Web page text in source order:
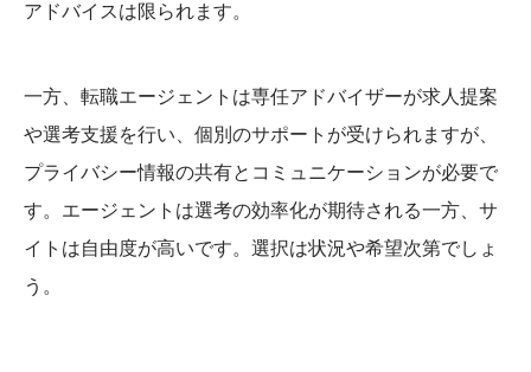
アドバイスは限られます。
一方、転職エージェントは専任アドバイザーが求人提案
や選考支援を行い、個別のサポートが受けられますが、
プライバシー情報の共有とコミュニケーションが必要で
す。エージェントは選考の効率化が期待される一方、サ
イトは自由度が高いです。選択は状況や希望次第でしょ
う。